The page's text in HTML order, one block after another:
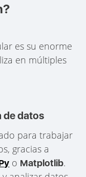
es su enorme
en múltiples
de datos
para trabajar
gracias a
o Matplotlib.